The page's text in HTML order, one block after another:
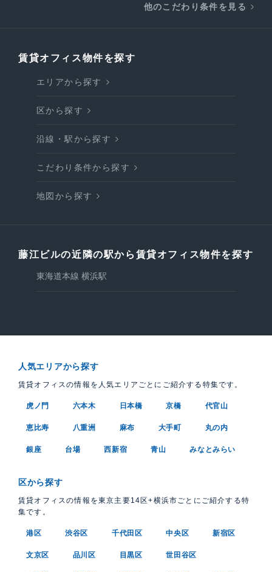
他のこだわり条件を見る
賃貸オフィス物件を探す
エリアから探す
区から探す
沿線・駅から探す
こだわり条件から探す
地図から探す
藤江ビルの近隣の駅から賃貸オフィス物件を探す
東海道本線 横浜駅
人気エリアから探す
賃貸オフィスの情報を人気エリアごとにご紹介する特集です。
虎ノ門 六本木 日本橋 京橋 代官山
恵比寿 八重洲 麻布 大手町 丸の内
銀座 台場 西新宿 青山 みなとみらい
区から探す
賃貸オフィスの情報を東京主要14区+横浜市ごとにご紹介する特
集です。
港区 渋谷区 千代田区 中央区 新宿区
文京区 品川区 目黒区 世田谷区